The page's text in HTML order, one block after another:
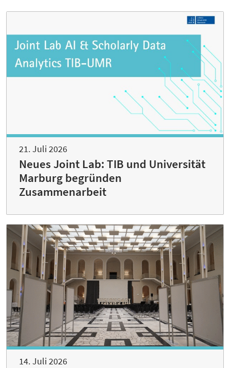
21. Juli 2026
Neues Joint Lab: TIB und Universität
Marburg begründen
Zusammenarbeit
14. Juli 2026